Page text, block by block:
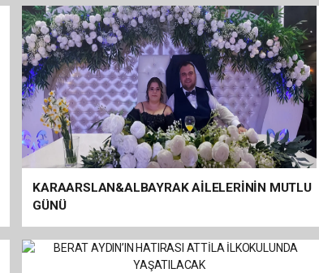
KARAARSLAN&ALBAYRAK AİLELERİNİN MUTLU
GÜNÜ